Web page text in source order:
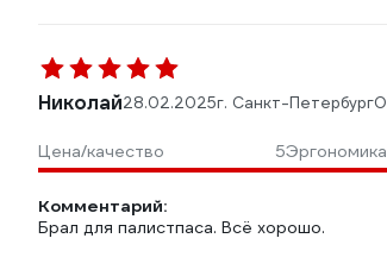
Николай28.02.2025г. Санкт-Петербург
Цена/качество 5Эргономика
Комментарий:
Брал для палистпаса. Всё хорошо.